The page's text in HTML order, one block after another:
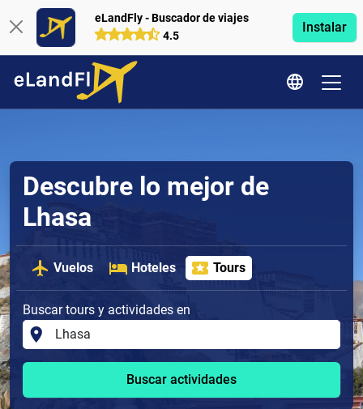
eLandFly - Buscador de viajes
4.5
Instalar
Descubre lo mejor de
Lhasa
Vuelos Hoteles Tours
Buscar tours y actividades en
Buscar actividades